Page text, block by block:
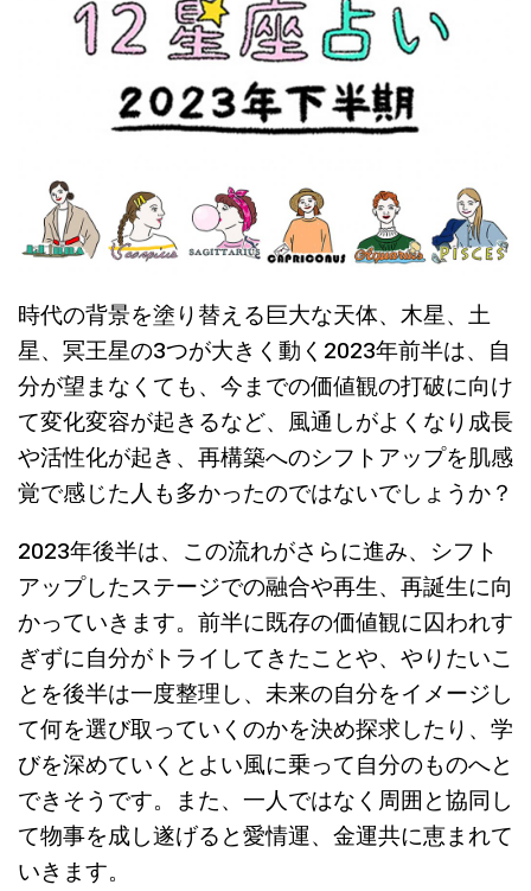
時代の背景を塗り替える巨大な天体、木星、土
星、冥王星の3つが大きく動く2023年前半は、自
分が望まなくても、今までの価値観の打破に向け
て変化変容が起きるなど、風通しがよくなり成長
や活性化が起き、再構築へのシフトアップを肌感
覚で感じた人も多かったのではないでしょうか？
2023年後半は、この流れがさらに進み、シフト
アップしたステージでの融合や再生、再誕生に向
かっていきます。前半に既存の価値観に囚われす
ぎずに自分がトライしてきたことや、やりたいこ
とを後半は一度整理し、未来の自分をイメージし
て何を選び取っていくのかを決め探求したり、学
びを深めていくとよい風に乗って自分のものへと
できそうです。また、一人ではなく周囲と協同し
て物事を成し遂げると愛情運、金運共に恵まれて
いきます。